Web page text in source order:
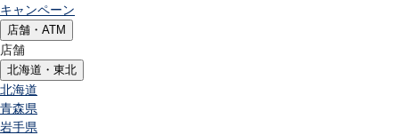
キャンペーン
店舗・ATM
店舗
北海道・東北
北海道
青森県
岩手県